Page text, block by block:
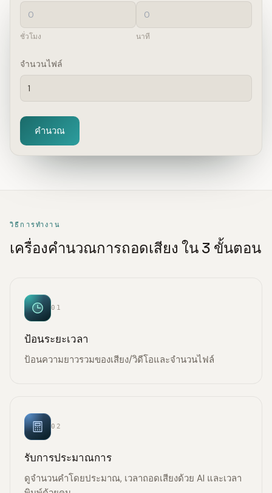
ชั่วโมง นาที
จำนวนไฟล์
คำนวณ
วิธีการทำงาน
เครื่องคำนวณการถอดเสียง ใน 3 ขั้นตอน
01
ป้อนระยะเวลา
ป้อนความยาวรวมของเสียง/วิดีโอและจำนวนไฟล์
02
รับการประมาณการ
ดูจำนวนคำโดยประมาณ, เวลาถอดเสียงด้วย AI และเวลา